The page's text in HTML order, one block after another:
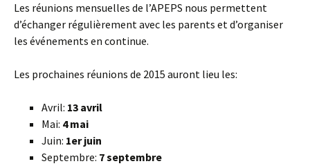
Les réunions mensuelles de l’APEPS nous permettent
d’échanger régulièrement avec les parents et d’organiser
les événements en continue.
Les prochaines réunions de 2015 auront lieu les:
Avril: 13 avril
Mai: 4 mai
Juin: 1er juin
Septembre: 7 septembre